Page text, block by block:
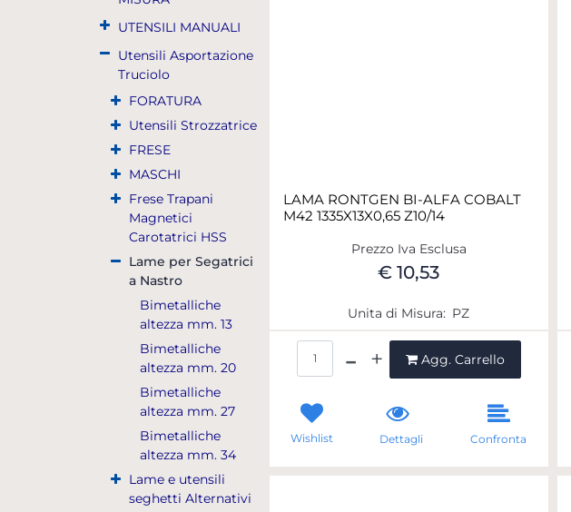
UTENSILI MANUALI
Utensili Asportazione
Truciolo
FORATURA
Utensili Strozzatrice
FRESE
MASCHI
Frese Trapani
Magnetici
Carotatrici HSS
Lame per Segatrici
a Nastro
Bimetalliche
altezza mm. 13
Bimetalliche
altezza mm. 20
Bimetalliche
altezza mm. 27
Bimetalliche
altezza mm. 34
Lame e utensili
seghetti Alternativi
LAMA RONTGEN BI-ALFA COBALT
M42 1335X13X0,65 Z10/14
Prezzo Iva Esclusa
€ 10,53
Unita di Misura: PZ
Agg. Carrello
Wishlist Dettagli Confronta